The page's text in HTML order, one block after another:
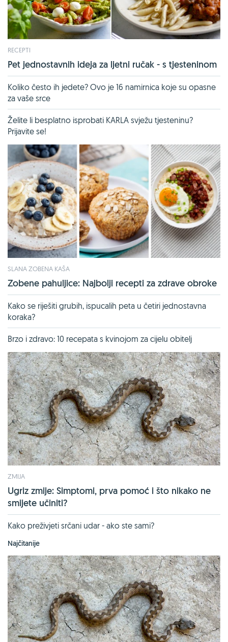
RECEPTI
Pet jednostavnih ideja za ljetni ručak - s tjesteninom
Koliko često ih jedete? Ovo je 16 namirnica koje su opasne
za vaše srce
Želite li besplatno isprobati KARLA svježu tjesteninu?
Prijavite se!
SLANA ZOBENA KAŠA
Zobene pahuljice: Najbolji recepti za zdrave obroke
Kako se riješiti grubih, ispucalih peta u četiri jednostavna
koraka?
Brzo i zdravo: 10 recepata s kvinojom za cijelu obitelj
ZMIJA
Ugriz zmije: Simptomi, prva pomoć i što nikako ne
smijete učiniti?
Kako preživjeti srčani udar - ako ste sami?
Najčitanije